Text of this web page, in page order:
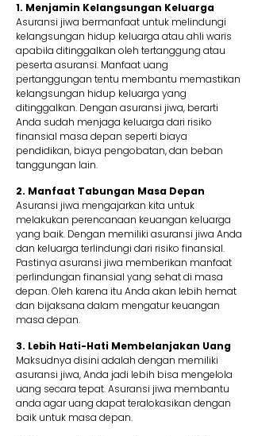
1. Menjamin Kelangsungan Keluarga
Asuransi jiwa bermanfaat untuk melindungi
kelangsungan hidup keluarga atau ahli waris
apabila ditinggalkan oleh tertanggung atau
peserta asuransi. Manfaat uang
pertanggungan tentu membantu memastikan
kelangsungan hidup keluarga yang
ditinggalkan. Dengan asuransi jiwa, berarti
Anda sudah menjaga keluarga dari risiko
finansial masa depan seperti biaya
pendidikan, biaya pengobatan, dan beban
tanggungan lain.
2. Manfaat Tabungan Masa Depan
Asuransi jiwa mengajarkan kita untuk
melakukan perencanaan keuangan keluarga
yang baik. Dengan memiliki asuransi jiwa Anda
dan keluarga terlindungi dari risiko finansial.
Pastinya asuransi jiwa memberikan manfaat
perlindungan finansial yang sehat di masa
depan. Oleh karena itu Anda akan lebih hemat
dan bijaksana dalam mengatur keuangan
masa depan.
3. Lebih Hati-Hati Membelanjakan Uang
Maksudnya disini adalah dengan memiliki
asuransi jiwa, Anda jadi lebih bisa mengelola
uang secara tepat. Asuransi jiwa membantu
anda agar uang dapat teralokasikan dengan
baik untuk masa depan.